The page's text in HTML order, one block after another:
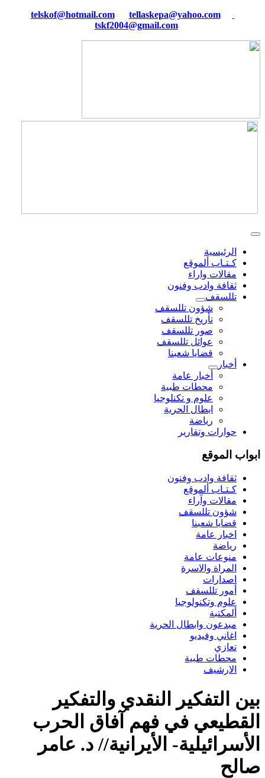
tellaskepa@yahoo.com
tskf2004@gmail.com
الرئيسية
كـتـاب ألموقع
مقالات واراء
ثقافة وادب وفنون
تللسقف
شؤون تللسقف
تأريخ تللسقف
صور تللسقف
عوائل تللسقف
قضايا شعبنا
أخبار
أخبار عامة
محطات طبية
علوم و تکنلوجیا
ابطال الحرية
رياضة
حوارات وتقارير
ابواب الموقع
ثقافة وادب وفنون
كـتـاب ألموقع
مقالات وآراء
شؤون تللسقف
قضايا شعبنا
اخبار عامة
رياضة
منوعات عامة
المراة والاسرة
اصدارات
أمور تللسقف
علوم وتكنولوجيا
ألمكتبة
مبدعون وابطال الحرية
اغاني وفيديو
تعازي
محطات طبية
الارشيف
بين التفكير النقدي والتفكير
القطيعي في فهم آفاق الحرب
الأسرائيلية- الأيرانية// د. عامر
صالح